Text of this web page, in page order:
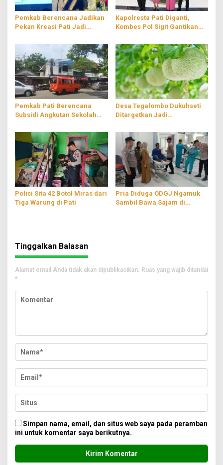
Pemkab Berencana Jadikan
Pekan Kreasi Pati Jadi
Kapolresta Pati Diganti,
Kombes Pol Sigit Gantikan
Pemkab Pati Berencana
Subsidi Angkutan Sekolah
Desa Tegalombo Dukuhseti
Ditargetkan Jadi
Modern
Polisi Sita 42 Botol Miras dari
Tiga Warung di Pati
Pria Diduga ODGJ Ngamuk
Sambil Bawa Sajam di
Tinggalkan Balasan
Alamat email Anda tidak akan dipublikasikan. Ruas yang wajib ditandai
*
Simpan nama, email, dan situs web saya pada peramban
ini untuk komentar saya berikutnya.